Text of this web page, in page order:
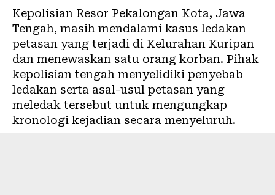
Kepolisian Resor Pekalongan Kota, Jawa
Tengah, masih mendalami kasus ledakan
petasan yang terjadi di Kelurahan Kuripan
dan menewaskan satu orang korban. Pihak
kepolisian tengah menyelidiki penyebab
ledakan serta asal-usul petasan yang
meledak tersebut untuk mengungkap
kronologi kejadian secara menyeluruh.